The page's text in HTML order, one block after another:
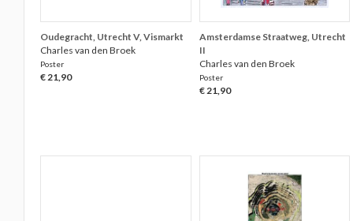
Oudegracht, Utrecht V, Vismarkt
Charles van den Broek
Poster
€ 21,90
Amsterdamse Straatweg, Utrecht
II
Charles van den Broek
Poster
€ 21,90